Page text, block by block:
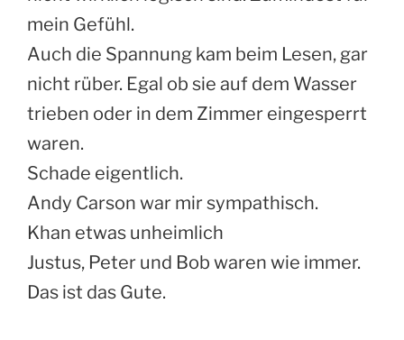
mein Gefühl.
Auch die Spannung kam beim Lesen, gar
nicht rüber. Egal ob sie auf dem Wasser
trieben oder in dem Zimmer eingesperrt
waren.
Schade eigentlich.
Andy Carson war mir sympathisch.
Khan etwas unheimlich
Justus, Peter und Bob waren wie immer.
Das ist das Gute.